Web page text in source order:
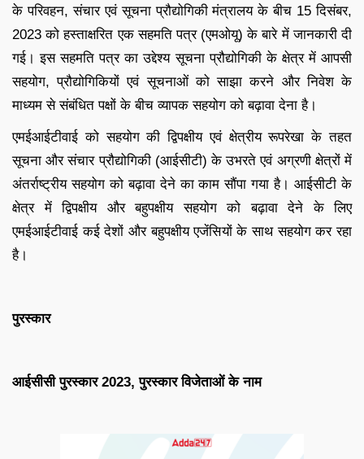
के परिवहन, संचार एवं सूचना प्रौद्योगिकी मंत्रालय के बीच 15 दिसंबर,
2023 को हस्ताक्षरित एक सहमति पत्र (एमओयू) के बारे में जानकारी दी
गई। इस सहमति पत्र का उद्देश्य सूचना प्रौद्योगिकी के क्षेत्र में आपसी
सहयोग, प्रौद्योगिकियों एवं सूचनाओं को साझा करने और निवेश के
माध्यम से संबंधित पक्षों के बीच व्यापक सहयोग को बढ़ावा देना है।
एमईआईटीवाई को सहयोग की द्विपक्षीय एवं क्षेत्रीय रूपरेखा के तहत
सूचना और संचार प्रौद्योगिकी (आईसीटी) के उभरते एवं अग्रणी क्षेत्रों में
अंतर्राष्ट्रीय सहयोग को बढ़ावा देने का काम सौंपा गया है। आईसीटी के
क्षेत्र में द्विपक्षीय और बहुपक्षीय सहयोग को बढ़ावा देने के लिए
एमईआईटीवाई कई देशों और बहुपक्षीय एजेंसियों के साथ सहयोग कर रहा
है।
पुरस्कार
आईसीसी पुरस्कार 2023, पुरस्कार विजेताओं के नाम